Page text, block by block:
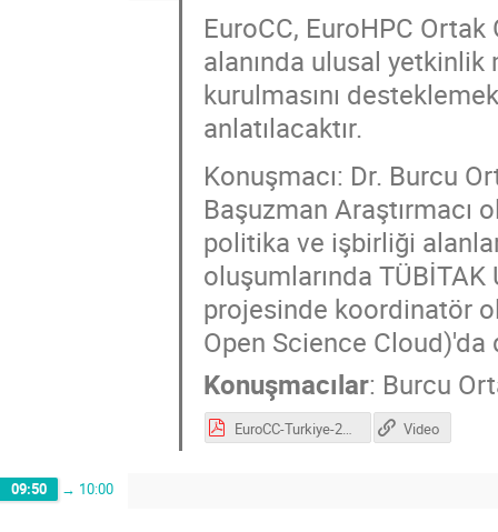
EuroCC, EuroHPC
alanında ulusal
kurulmasını
anlatılacaktır.
Konuşmacı: Dr. Burcu
Başuzman Araştırmacı
politika ve işbirliği
oluşumlarında TÜBİTAK
projesinde koordinatör
Open Science
Konuşmacılar: Burcu
EuroCC-Turkiye-2021.02.08.pdf Video
09:50 → 10:00